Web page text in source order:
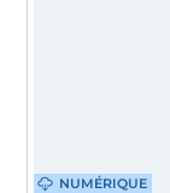
NUMÉRIQUE